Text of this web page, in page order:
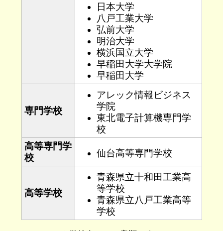
日本大学
八戸工業大学
弘前大学
明治大学
横浜国立大学
早稲田大学大学院
早稲田大学
専門学校
アレック情報ビジネス
学院
東北電子計算機専門学
校
高等専門学
校
仙台高等専門学校
高等学校
青森県立十和田工業高
等学校
青森県立八戸工業高等
学校